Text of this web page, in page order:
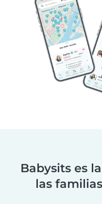
Babysits es
las